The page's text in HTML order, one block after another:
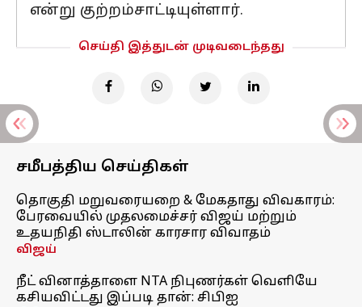
என்று குற்றம்சாட்டியுள்ளார்.
செய்தி இத்துடன் முடிவடைந்தது
சமீபத்திய செய்திகள்
தொகுதி மறுவரையறை & மேகதாது விவகாரம்:
பேரவையில் முதலமைச்சர் விஜய் மற்றும்
உதயநிதி ஸ்டாலின் காரசார விவாதம்
விஜய்
நீட் வினாத்தாளை NTA நிபுணர்கள் வெளியே
கசியவிட்டது இப்படி தான்: சிபிஐ